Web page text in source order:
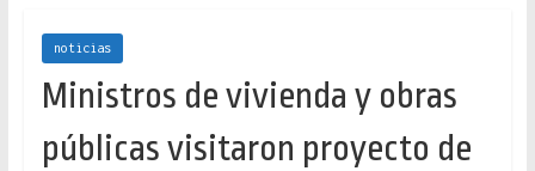
noticias
Ministros de vivienda y obras
públicas visitaron proyecto de